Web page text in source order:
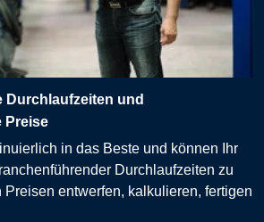
Durchlaufzeiten und
Preise
in das Beste und können Ihr
Durchlaufzeiten zu
entwerfen, kalkulieren, fertigen